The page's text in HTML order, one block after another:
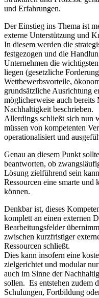
und Erfahrungen.
Der Einstieg ins Thema ist
externe Unterstützung und
In diesem werden die
festgezogen und die
Unternehmen die
liegen (gesetzliche
Wettbewerbsvorteile,
grundsätzliche Ausrichtung
möglicherweise auch bereits
Nachhaltigkeit beschrieben.
Allerdings schließt sich nun
müssen von kompetenten
operationalisiert und
Genau an diesem Punkt
beantworten, ob
Lösung zielführend sein
Ressourcen eine smarte und
können.
Denkbar ist, dieses
komplett an einen externen
Bearbeitungsfelder
zwischen kurzfristiger
Ressourcen schließt.
Dies kann insofern eine
zielgerichtet und modular
auch im Sinne der
sollen. Es entstehen zudem
Schulungen, Fortbildung